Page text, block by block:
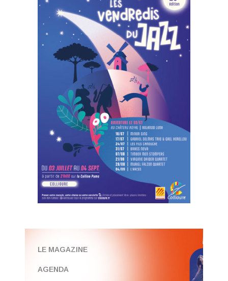
LE MAGAZINE
AGENDA